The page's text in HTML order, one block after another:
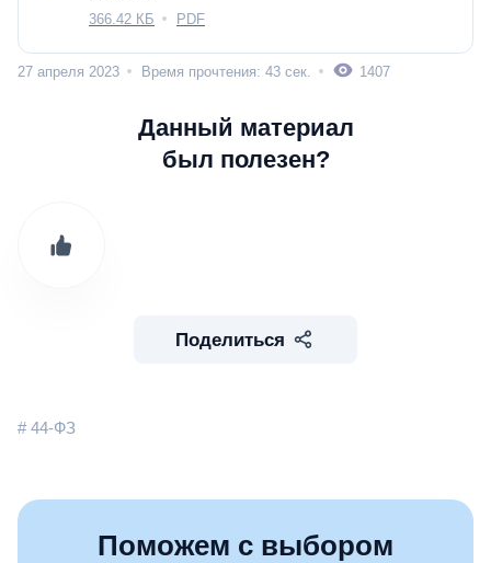
366.42 КБ PDF
27 апреля 2023 Время прочтения: 43 сек. 1407
Данный материал
был полезен?
Поделиться
# 44-ФЗ
Поможем с выбором